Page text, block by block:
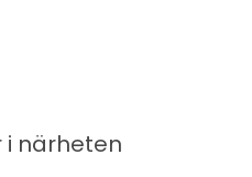
i närheten